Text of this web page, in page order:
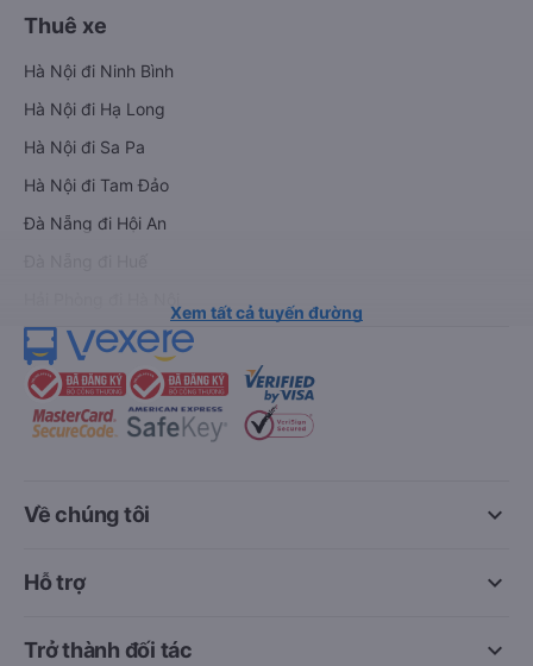
Thuê xe
Hà Nội đi Ninh Bình
Hà Nội đi Hạ Long
Hà Nội đi Sa Pa
Hà Nội đi Tam Đảo
Đà Nẵng đi Hội An
Xem tất cả tuyến đường
keyboard_arrow_down
Về chúng tôi
keyboard_arrow_down
Hỗ trợ
keyboard_arrow_down
Trở thành đối tác